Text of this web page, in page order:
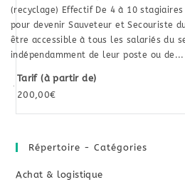
(recyclage) Effectif De 4 à 10
pour devenir Sauveteur et Secouriste
être accessible à tous les salariés du
indépendamment de leur poste ou de...
·
Tarif (à partir de)
200,00€
Répertoire - Catégories
Achat & logistique